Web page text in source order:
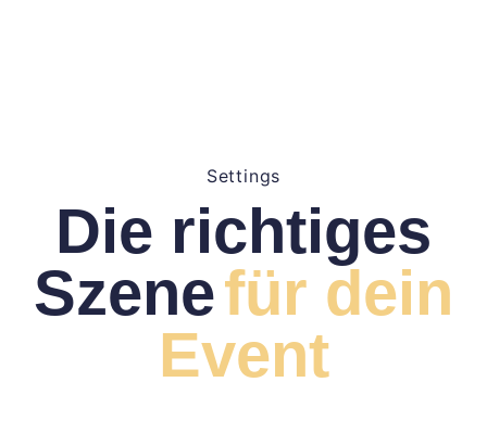
Settings
Die richtiges
Szenefür dein
Event